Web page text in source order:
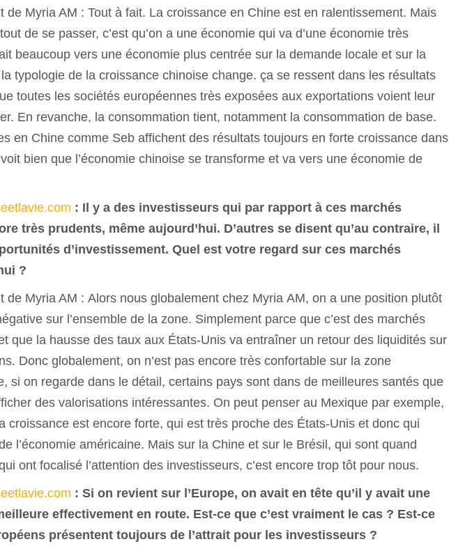
de Myria AM : Tout à fait. La croissance en Chine est en ralentissement. Mais
de se passer, c’est qu’on a une économie qui va d’une économie très
beaucoup vers une économie plus centrée sur la demande locale et sur la
typologie de la croissance chinoise change. ça se ressent dans les résultats
toutes les sociétés européennes très exposées aux exportations voient leur
En revanche, la consommation tient, notamment la consommation de base.
en Chine comme Seb affichent des résultats toujours en forte croissance dans
bien que l’économie chinoise se transforme et va vers une économie de
: Il y a des investisseurs qui par rapport à ces marchés
très prudents, même aujourd’hui. D’autres se disent qu’au contraire, il
d’investissement. Quel est votre regard sur ces marchés
?
de Myria AM : Alors nous globalement chez Myria AM, on a une position plutôt
sur l’ensemble de la zone. Simplement parce que c’est des marchés
que la hausse des taux aux États-Unis va entraîner un retour des liquidités sur
Donc globalement, on n’est pas encore très confortable sur la zone
si on regarde dans le détail, certains pays sont dans de meilleures santés que
des valorisations intéressantes. On peut penser au Mexique par exemple,
croissance est encore forte, qui est très proche des États-Unis et donc qui
l’économie américaine. Mais sur la Chine et sur le Brésil, qui sont quand
ont focalisé l’attention des investisseurs, c’est encore trop tôt pour nous.
: Si on revient sur l’Europe, on avait en tête qu’il y avait une
effectivement en route. Est-ce que c’est vraiment le cas ? Est-ce
présentent toujours de l’attrait pour les investisseurs ?